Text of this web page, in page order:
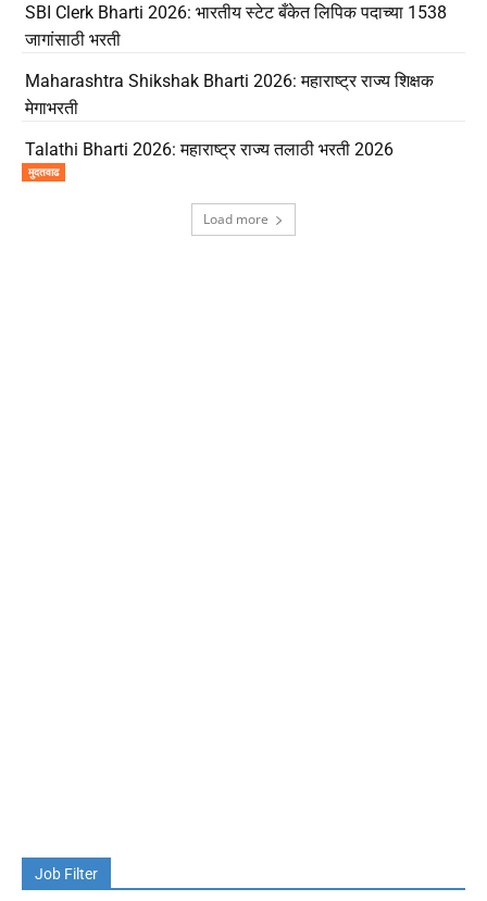
SBI Clerk Bharti 2026: भारतीय स्टेट बँकेत लिपिक पदाच्या 1538
जागांसाठी भरती
Maharashtra Shikshak Bharti 2026: महाराष्ट्र राज्य शिक्षक
मेगाभरती
Talathi Bharti 2026: महाराष्ट्र राज्य तलाठी भरती 2026
मुदतवाढ
Load more
Job Filter